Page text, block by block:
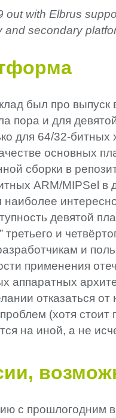
out with Elbrus
and secondary
был про выпуск
пора и для
для 64/32-битных
основных
сборки в
ARM/MIPSel в
девятой
и
и
применения
аппаратных
отказаться от
(хотя стоит
на иной, а не
с прошлогодним